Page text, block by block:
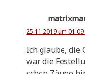
25.11.2019 um
Ich glau­be, die
war die